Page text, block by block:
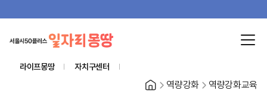
라이프몽땅 자치구센터
홈 역량강화 역량강화교육